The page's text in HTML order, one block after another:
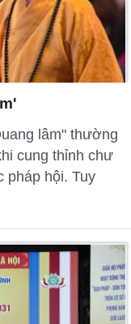
lâm" thường
cung thỉnh chư
pháp hội. Tuy